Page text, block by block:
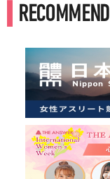
RECOMMEND